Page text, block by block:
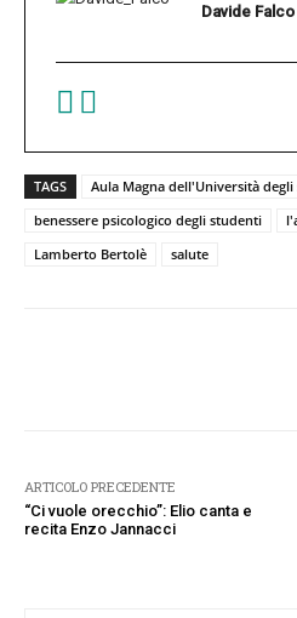
Davide Falco
TAGS
Aula Magna dell'Università
benessere psicologico degli studenti
Lamberto Bertolè
salute
ARTICOLO PRECEDENTE
“Ci vuole orecchio”: Elio canta e
recita Enzo Jannacci